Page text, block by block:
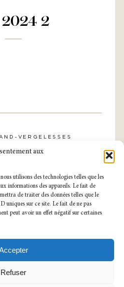
aux
utilisons des technologies telles que les
informations des appareils. Le fait de
de traiter des données telles que le
uniques sur ce site. Le fait de ne pas
peut avoir un effet négatif sur certaines
Refuser
2
VERGELESSES
80 21 57 31
EST OUVERT
VOUS.
POLITIQUE DE CONFIDENTIALITÉ